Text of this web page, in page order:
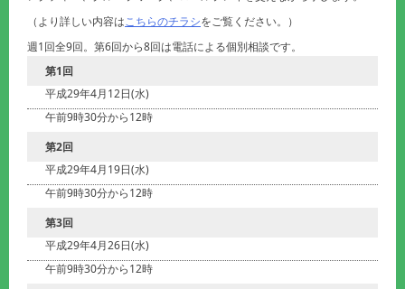
（より詳しい内容はこちらのチラシをご覧ください。）
週1回全9回。第6回から8回は電話による個別相談です。
第1回
平成29年4月12日(水)
午前9時30分から12時
第2回
平成29年4月19日(水)
午前9時30分から12時
第3回
平成29年4月26日(水)
午前9時30分から12時